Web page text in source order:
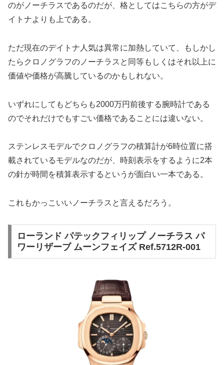
のがノーチラスであるのだが、格としてはこちらの方がデ
イトナよりも上である。
ただ現在のデイトナ人気は異常に加熱していて、もしかし
たらクロノグラフのノーチラスと同等もしくはそれ以上に
価値や価格が高騰しているのかもしれない。
いずれにしてもどちらも2000万円前後する腕時計である
のでそれだけでもすごい価格であることには違いない。
ステンレスモデルでクロノグラフの積算計が6時位置に搭
載されているモデルなのだが、時刻表示をするように2本
の針が時間を積算表示するというが面白い一本である。
これもかっこいいノーチラスと言えるだろう。
ローランド パテックフィリップ ノーチラス パ
ワーリザーブ ムーンフェイズ Ref.5712R-001